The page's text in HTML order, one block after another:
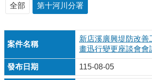
全部 第十河川分署
新店溪廣興堤防改善
畫迅行變更座談會會
115-08-05